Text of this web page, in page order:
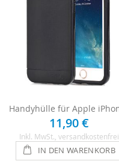
11,90 €
Inkl. MwSt. , versandkostenfrei
IN DEN WARENKORB